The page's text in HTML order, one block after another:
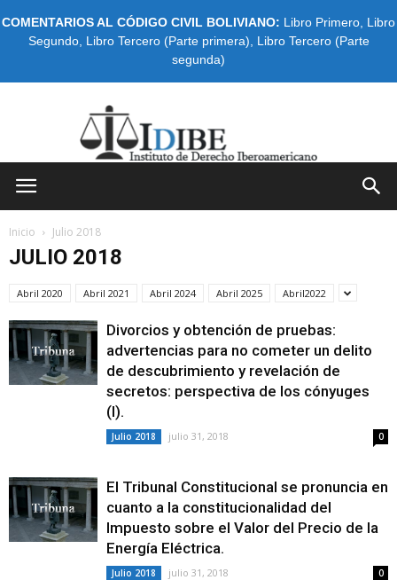
COMENTARIOS AL CÓDIGO CIVIL BOLIVIANO: Libro Primero Libro
Segundo, Libro Tercero (Parte primera)
Libro Tercero (Parte
segunda)
Inicio Julio 2018
JULIO 2018
Abril 2020 Abril 2021 Abril 2024 Abril 2025 Abril2022
Divorcios y obtención de pruebas:
advertencias para no cometer un delito
de descubrimiento y revelación de
secretos: perspectiva de los cónyuges
(I).
Julio 2018 julio 31, 2018 0
El Tribunal Constitucional se pronuncia en
cuanto a la constitucionalidad del
Impuesto sobre el Valor del Precio de la
Energía Eléctrica.
Julio 2018 julio 31, 2018 0